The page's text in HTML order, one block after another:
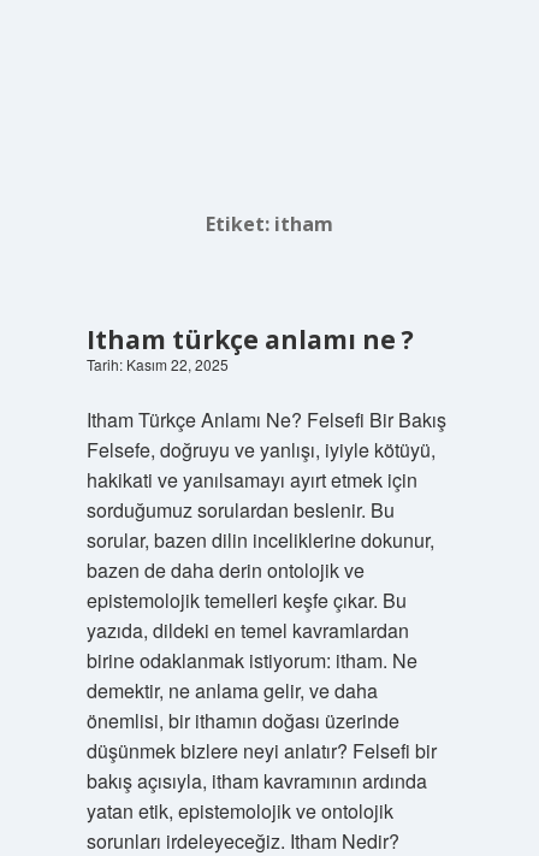
Etiket: itham
Itham türkçe anlamı ne ?
Tarih: Kasım 22, 2025
Itham Türkçe Anlamı Ne? Felsefi Bir Bakış
Felsefe, doğruyu ve yanlışı, iyiyle kötüyü,
hakikati ve yanılsamayı ayırt etmek için
sorduğumuz sorulardan beslenir. Bu
sorular, bazen dilin inceliklerine dokunur,
bazen de daha derin ontolojik ve
epistemolojik temelleri keşfe çıkar. Bu
yazıda, dildeki en temel kavramlardan
birine odaklanmak istiyorum: itham. Ne
demektir, ne anlama gelir, ve daha
önemlisi, bir ithamın doğası üzerinde
düşünmek bizlere neyi anlatır? Felsefi bir
bakış açısıyla, itham kavramının ardında
yatan etik, epistemolojik ve ontolojik
sorunları irdeleyeceğiz. Itham Nedir?